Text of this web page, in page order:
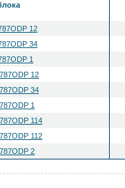
12
34
1
12
34
1
114
112
2